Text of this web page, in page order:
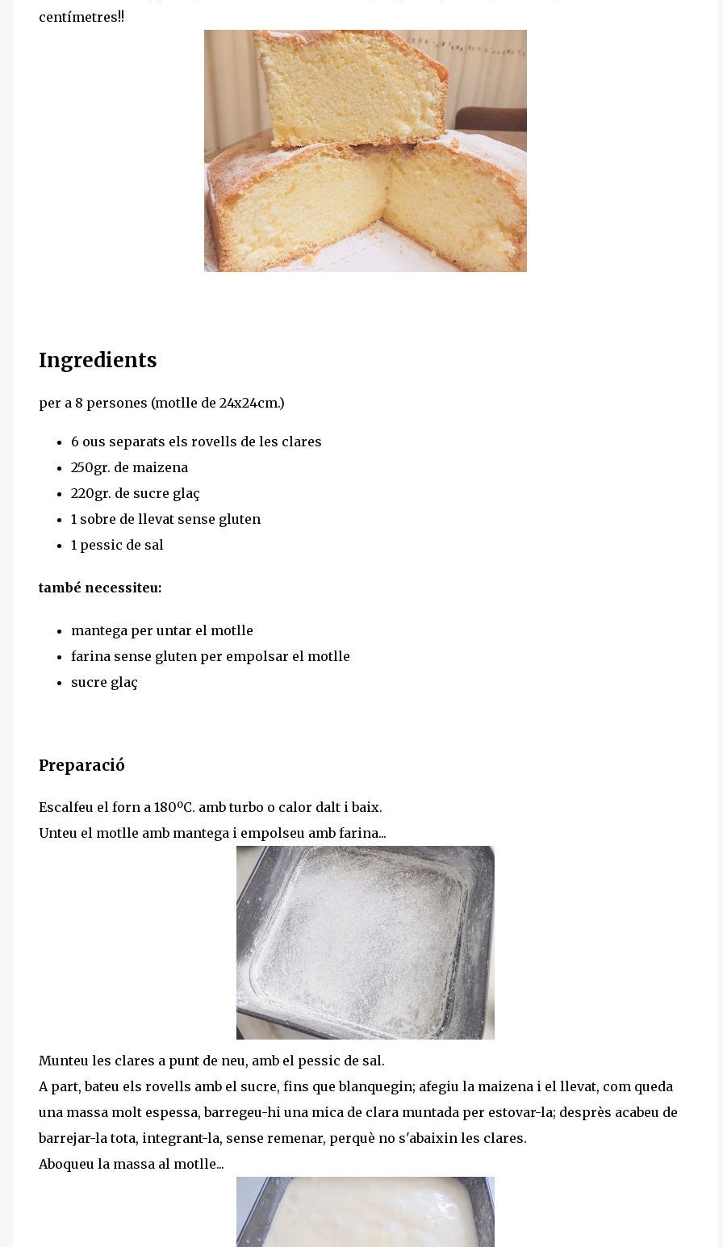
centímetres!!
Ingredients
per a 8 persones (motlle de 24x24cm.)
6 ous separats els rovells de les clares
250gr. de maizena
220gr. de sucre glaç
1 sobre de llevat sense gluten
1 pessic de sal
també necessiteu:
mantega per untar el motlle
farina sense gluten per empolsar el motlle
sucre glaç
Preparació
Escalfeu el forn a 180ºC. amb turbo o calor dalt i baix.
Unteu el motlle amb mantega i empolseu amb farina...
Munteu les clares a punt de neu, amb el pessic de sal.
A part, bateu els rovells amb el sucre, fins que blanquegin; afegiu la maizena i el llevat, com queda
una massa molt espessa, barregeu-hi una mica de clara muntada per estovar-la; desprès acabeu de
barrejar-la tota, integrant-la, sense remenar, perquè no s'abaixin les clares.
Aboqueu la massa al motlle...